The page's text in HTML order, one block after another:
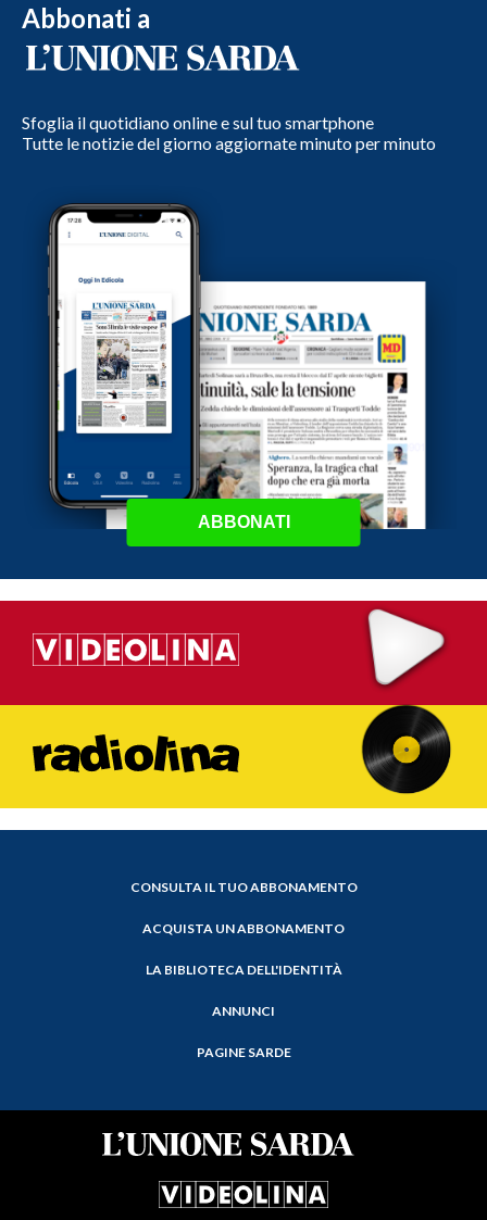
Abbonati a
Sfoglia il quotidiano online e sul tuo smartphone
Tutte le notizie del giorno aggiornate minuto per minuto
ABBONATI
CONSULTA IL TUO ABBONAMENTO
ACQUISTA UN ABBONAMENTO
LA BIBLIOTECA DELL'IDENTITÀ
ANNUNCI
PAGINE SARDE